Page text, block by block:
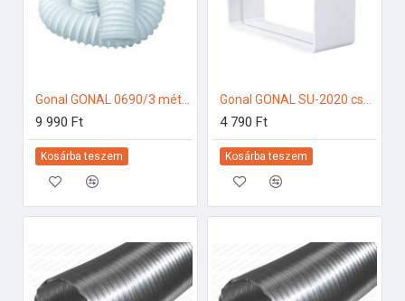
Gonal GONAL 0690/3 méter Flexi PVC cső, Á150 mm 150-es páraelszívóhoz
9 990 Ft
Kosárba teszem
Gonal GONAL SU-2020 csatlakozó/toldó 90x180 150-es páraelszívóhoz
4 790 Ft
Kosárba teszem